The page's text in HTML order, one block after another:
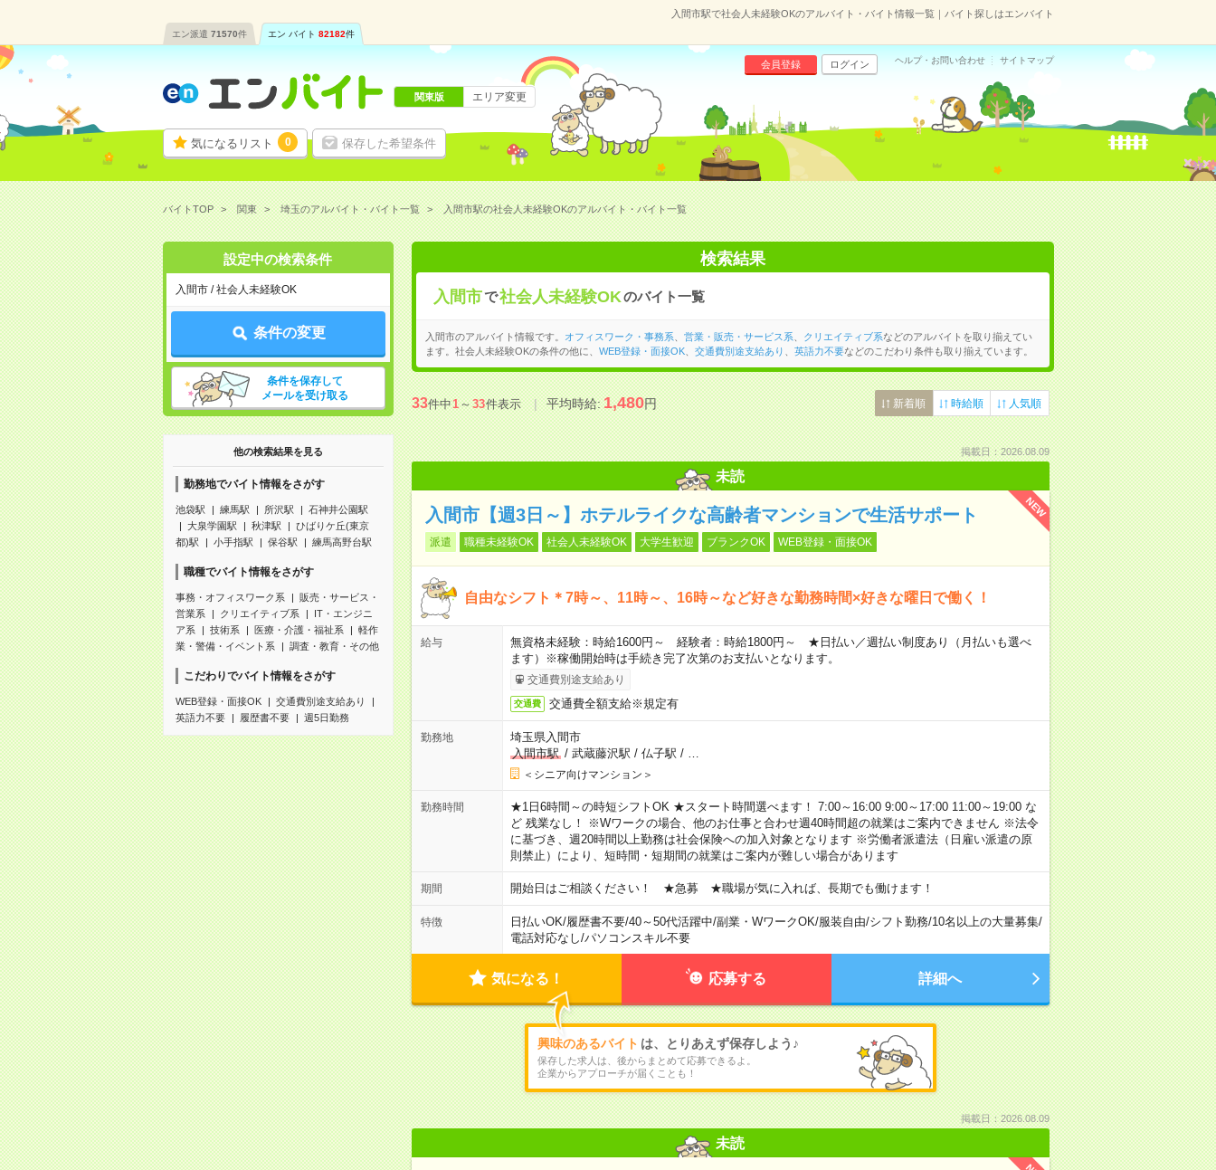
入間市駅で社会人未経験OKのアルバイト・バイト情報一覧｜バイト探しはエンバイト
エン派遣 71570件 エン バイト 82182件
気になるリスト 0 保存した希望条件
会員登録 ログイン ヘルプ・お問い合わせ サイトマップ
関東版 エリア変更
バイトTOP 関東 埼玉のアルバイト・バイト一覧 入間市駅の社会人未経験OKのアルバイト・バイト一覧
設定中の検索条件
入間市 / 社会人未経験OK
条件の変更
条件を保存して
メールを受け取る
他の検索結果を見る
勤務地でバイト情報をさがす
池袋駅 練馬駅 所沢駅
石神井公園駅
大泉学園駅
秋津駅
ひばりケ丘(東京
都)駅
小手指駅 保谷駅 練馬高野台駅
職種でバイト情報をさがす
事務・オフィスワーク系
販売・サービス・
営業系
クリエイティブ系
IT・エンジニ
ア系
技術系 医療・介護・福祉系
軽作
業・警備・イベント系
調査・教育・その他
こだわりでバイト情報をさがす
WEB登録・面接OK
交通費別途支給あり
英語力不要
履歴書不要 週5日勤務
検索結果
入間市で社会人未経験OKのバイト一覧
入間市のアルバイト情報です。 オフィスワーク・事務系 営業・販売・サービス系 クリエイティブ系などのアルバイトを取り揃えてい
ます。社会人未経験OKの条件の他に、 WEB登録・面接OK、 交通費別途支給あり 英語力不要などのこだわり条件も取り揃えています。
33件中1～33件表示 平均時給:1,480円 新着順 時給順 人気順
掲載日：2026.08.09
未読
NEW
入間市【週3日～】ホテルライクな高齢者マンションで生活サポート
派遣 職種未経験OK 社会人未経験OK 大学生歓迎 ブランクOK WEB登録・面接OK
自由なシフト＊7時～、11時～、16時～など好きな勤務時間×好きな曜日で働く！
給与
無資格未経験：時給1600円～ 経験者：時給1800円～ ★日払い／週払い制度あり（月払いも選べ
ます）※稼働開始時は手続き完了次第のお支払いとなります。
交通費別途支給あり
交通費 交通費全額支給※規定有
勤務地
埼玉県入間市
入間市駅/ 武蔵藤沢駅 / 仏子駅 /
＜シニア向けマンション＞
勤務時間
★1日6時間～の時短シフトOK ★スタート時間選べます！ 7:00～16:00 9:00～17:00 11:00～19:00 な
ど 残業なし！ ※Wワークの場合、他のお仕事と合わせ週40時間超の就業はご案内できません ※法令
に基づき、週20時間以上勤務は社会保険への加入対象となります ※労働者派遣法（日雇い派遣の原
則禁止）により、短時間・短期間の就業はご案内が難しい場合があります
期間 開始日はご相談ください！ ★急募 ★職場が気に入れば、長期でも働けます！
特徴 日払いOK/履歴書不要/40～50代活躍中/副業・WワークOK/服装自由/シフト勤務/10名以上の大量募集/
電話対応なし/パソコンスキル不要
気になる！ 応募する 詳細へ
興味のあるバイト は、とりあえず保存しよう♪
保存した求人は、後からまとめて応募できるよ。
企業からアプローチが届くことも！
掲載日：2026.08.09
未読